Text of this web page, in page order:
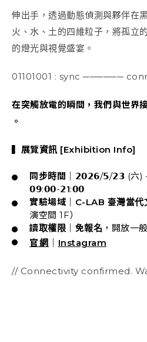
伸出手，透過動態偵測與夥伴在
火、水、土的四維粒子，將孤立
的燈光與視覺盛宴。
01101001 : sync ──────
在突觸放電的瞬間，我們與世界
。
▍展覽資訊 [Exhibition Info]
同步時間 ｜𝟮𝟬𝟮𝟲/𝟱/𝟮𝟯 (六
𝟬𝟵:𝟬𝟬-𝟮1:𝟬𝟬
實驗場域
C-LAB 臺灣當代
演空間 1F）
讀取權限
免報名 ，開放一
官網
Instagram
// Connectivity confirmed.